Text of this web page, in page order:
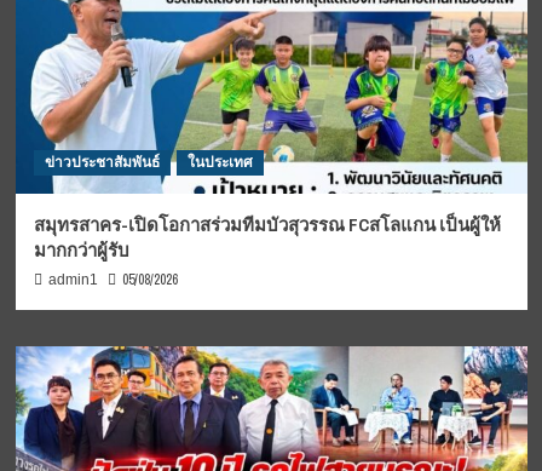
ข่าวประชาสัมพันธ์ ในประเทศ
สมุทรสาคร-เปิดโอกาสร่วมทีมบัวสุวรรณ FCสโลแกน เป็นผู้ให้
มากกว่าผู้รับ
admin1 05/08/2026